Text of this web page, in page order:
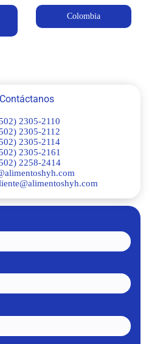
Colombia
Contáctanos
2305-2110
2305-2112
2305-2114
2305-2161
2258-2414